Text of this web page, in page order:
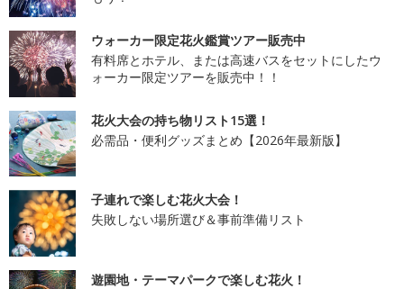
ウォーカー限定花火鑑賞ツアー販売中
有料席とホテル、または高速バスをセットにしたウ
ォーカー限定ツアーを販売中！！
花火大会の持ち物リスト15選！
必需品・便利グッズまとめ【2026年最新版】
子連れで楽しむ花火大会！
失敗しない場所選び＆事前準備リスト
遊園地・テーマパークで楽しむ花火！